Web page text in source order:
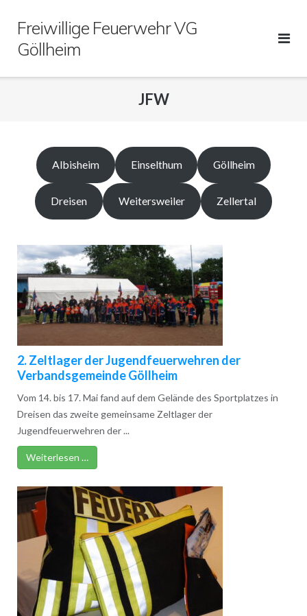
Freiwillige Feuerwehr VG
Göllheim
JFW
Albisheim Einselthum Göllheim
Dreisen Weitersweiler Zellertal
2. Zeltlager der Jugendfeuerwehren der
Verbandsgemeinde Göllheim
Vom 14. bis 17. Mai fand auf dem Gelände des Sportplatzes in
Dreisen das zweite gemeinsame Zeltlager der
Jugendfeuerwehren der ...
Weiterlesen …